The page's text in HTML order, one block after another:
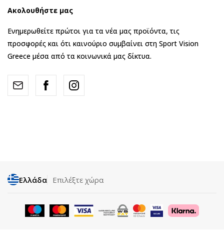
Ακολουθήστε μας
Ενημερωθείτε πρώτοι για τα νέα μας προϊόντα, τις
προσφορές και ότι καινούριο συμβαίνει στη Sport Vision
Greece μέσα από τα κοινωνικά μας δίκτυα.
Ελλάδα Επιλέξτε χώρα